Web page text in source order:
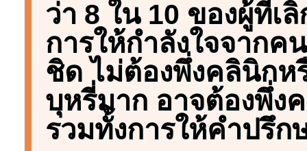
ว่า 8 ใน 10 ของผู้ที่เ
การให้กำลังใจจาก
ชิด ไม่ต้องพึ่งคลินิกห
บุหรี่มาก อาจต้องพึ่ง
รวมทั้งการให้คำปรึก